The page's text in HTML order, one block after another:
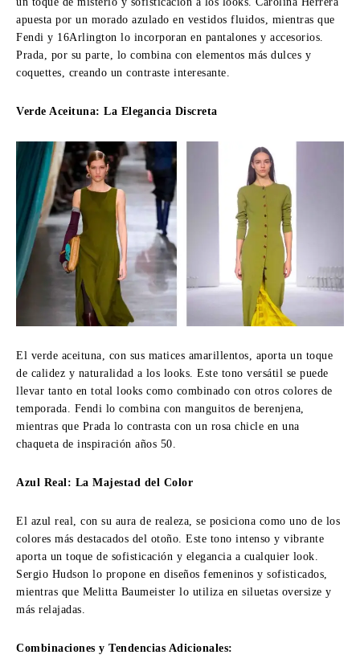
apuesta por un morado azulado en vestidos fluidos, mientras que
Fendi y 16Arlington lo incorporan en pantalones y accesorios.
Prada, por su parte, lo combina con elementos más dulces y
coquettes, creando un contraste interesante.
Verde Aceituna: La Elegancia Discreta
El verde aceituna, con sus matices amarillentos, aporta un toque
de calidez y naturalidad a los looks. Este tono versátil se puede
llevar tanto en total looks como combinado con otros colores de
temporada. Fendi lo combina con manguitos de berenjena,
mientras que Prada lo contrasta con un rosa chicle en una
chaqueta de inspiración años 50.
Azul Real: La Majestad del Color
El azul real, con su aura de realeza, se posiciona como uno de los
colores más destacados del otoño. Este tono intenso y vibrante
aporta un toque de sofisticación y elegancia a cualquier look.
Sergio Hudson lo propone en diseños femeninos y sofisticados,
mientras que Melitta Baumeister lo utiliza en siluetas oversize y
más relajadas.
Combinaciones y Tendencias Adicionales: